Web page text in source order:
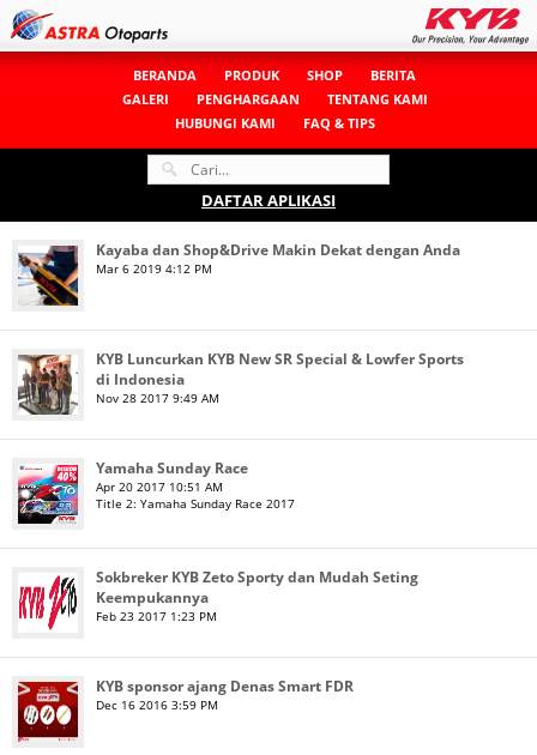
BERANDA PRODUK SHOP
BERITA
GALERI
PENGHARGAAN
TENTANG KAMI
HUBUNGI KAMI
FAQ & TIPS
DAFTAR APLIKASI
Kayaba dan Shop&Drive Makin Dekat dengan Anda
Mar 6 2019 4:12 PM
KYB Luncurkan KYB New SR Special & Lowfer Sports
di Indonesia
Nov 28 2017 9:49 AM
Yamaha Sunday Race
Apr 20 2017 10:51 AM
Title 2: Yamaha Sunday Race 2017
Sokbreker KYB Zeto Sporty dan Mudah Seting
Keempukannya
Feb 23 2017 1:23 PM
KYB sponsor ajang Denas Smart FDR
Dec 16 2016 3:59 PM